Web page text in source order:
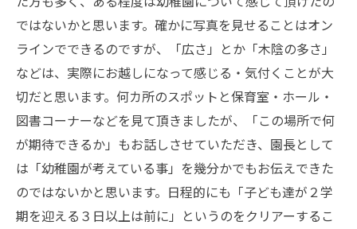
ではないかと思います。確かに写真を見せることはオン
ラインでできるのですが、「広さ」とか「木陰の多さ」
などは、実際にお越しになって感じる・気付くことが大
切だと思います。何カ所のスポットと保育室・ホール・
図書コーナーなどを見て頂きましたが、「この場所で何
が期待できるか」もお話しさせていただき、園長として
は「幼稚園が考えている事」を幾分かでもお伝えできた
のではないかと思います。日程的にも「子ども達が２学
期を迎える３日以上は前に」というのをクリアーするこ